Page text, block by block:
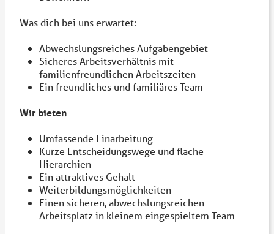
Was dich bei uns erwartet:
Abwechslungsreiches Aufgabengebiet
Sicheres Arbeitsverhältnis mit
familienfreundlichen Arbeitszeiten
Ein freundliches und familiäres Team
Wir bieten
Umfassende Einarbeitung
Kurze Entscheidungswege und flache
Hierarchien
Ein attraktives Gehalt
Weiterbildungsmöglichkeiten
Einen sicheren, abwechslungsreichen
Arbeitsplatz in kleinem eingespieltem Team